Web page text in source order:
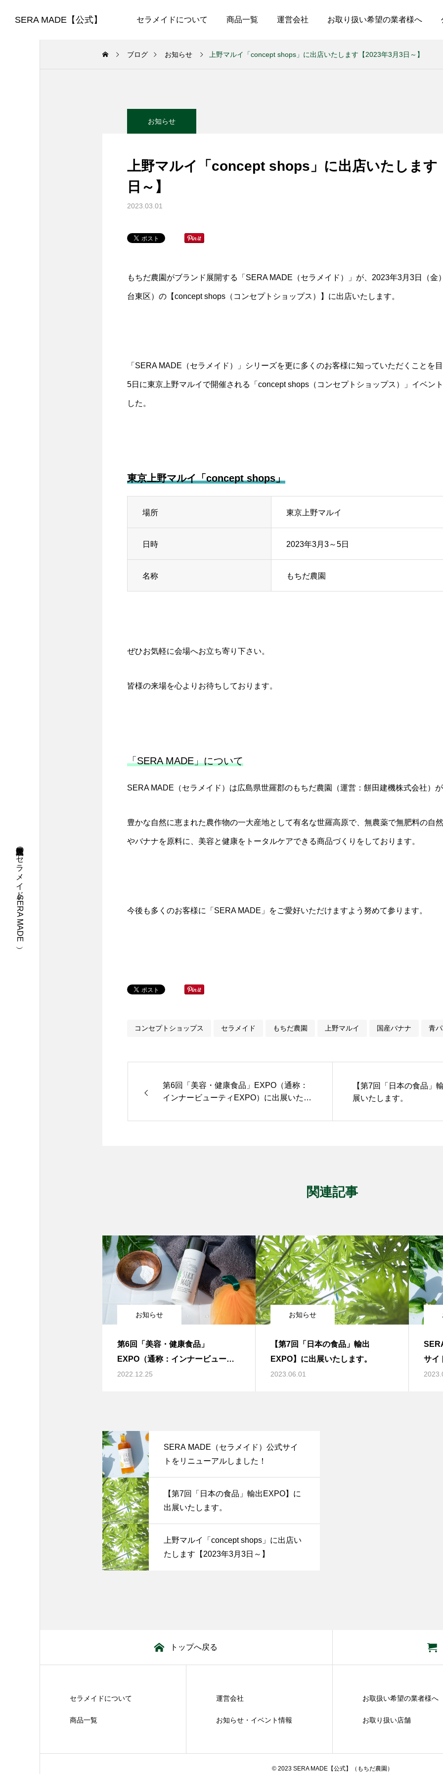
SERA MADE【公式】 セラメイドについて 商品一覧 運営会社 お取り扱い希望の業者様へ
広島県世羅発のセラメイド（SERA MADE）
ブログ お知らせ 上野マルイ「concept shops」に出店いたします【2023年3月3日～】
お知らせ
上野マルイ「concept shops」に出店いたします
日～】
2023.03.01
もちだ農園がブランド展開する「SERA MADE（セラメイド）」が、2023年3月3日（金
台東区）の【concept shops（コンセプトショップス）】に出店いたします。
「SERA MADE（セラメイド）」シリーズを更に多くのお客様に知っていただくことを
5日に東京上野マルイで開催される「concept shops（コンセプトショップス）」イベン
した。
東京上野マルイ「concept shops」
場所 東京上野マルイ
日時 2023年3月3～5日
名称 もちだ農園
ぜひお気軽に会場へお立ち寄り下さい。
皆様の来場を心よりお待ちしております。
「SERA MADE」について
SERA MADE（セラメイド）は広島県世羅郡のもちだ農園（運営：餅田建機株式会社）
豊かな自然に恵まれた農作物の一大産地として有名な世羅高原で、無農薬で無肥料の自
やバナナを原料に、美容と健康をトータルケアできる商品づくりをしております。
今後も多くのお客様に「SERA MADE」をご愛好いただけますよう努めて参ります。
コンセプトショップス セラメイド もちだ農園 上野マルイ 国産バナナ 青
第6回「美容・健康食品」EXPO（通称：
インナービューティEXPO）に出展いたし
【第7回「日本の食品」
展いたします。
関連記事
お知らせ
第6回「美容・健康食品」
EXPO（通称：インナービューテ
ィEXPO）に出展いたします。
2022.12.25
お知らせ
【第7回「日本の食品」輸出
EXPO】に出展いたします。
2023.06.01
サイ
SERA MADE（セラメイド）公式サイ
トをリニューアルしました！
【第7回「日本の食品」輸出EXPO】に
出展いたします。
上野マルイ「concept shops」に出店い
たします【2023年3月3日～】
トップへ戻る
セラメイドについて
商品一覧
運営会社
お知らせ・イベント情報
お取扱い希望の業者様へ
お取り扱い店舗​
© 2023 SERA MADE【公式】（もちだ農園）